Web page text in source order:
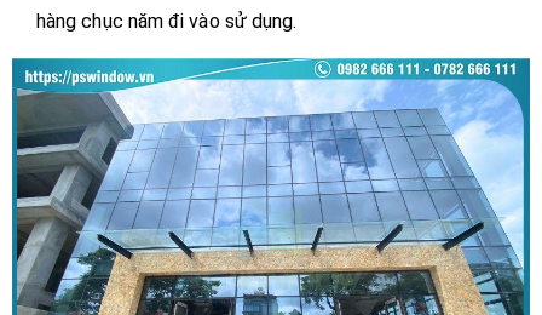
hàng chục năm đi vào sử dụng.